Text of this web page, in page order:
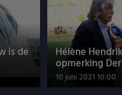
is de Hélène
opmerking
10 juni 2021 10:00